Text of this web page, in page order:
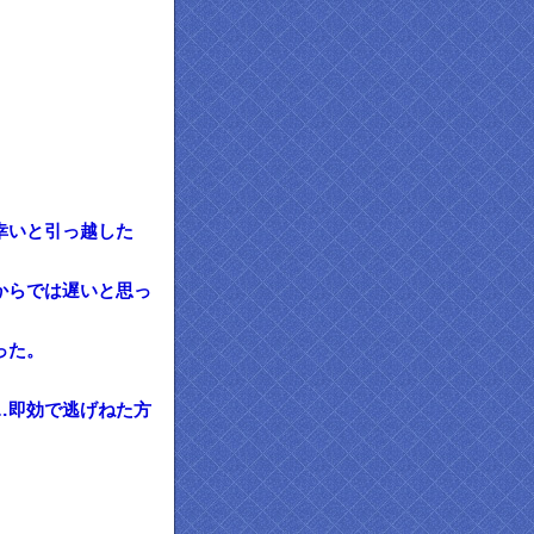
いと引っ越した
らでは遅いと思っ
。
即効で逃げねた方